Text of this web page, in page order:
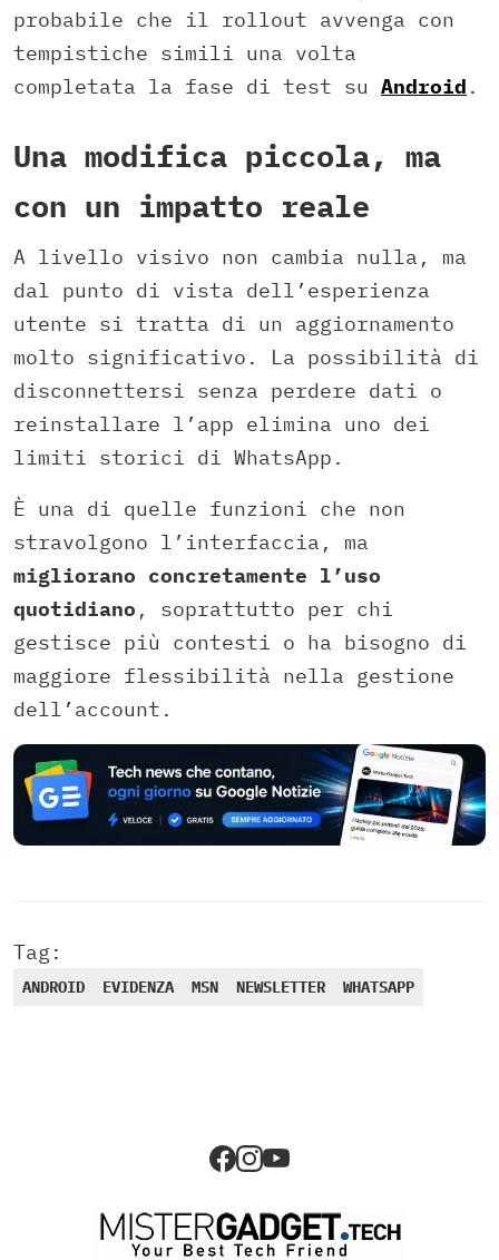
probabile che il rollout avvenga con
tempistiche simili una volta
completata la fase di test su Android .
Una modifica piccola, ma
con un impatto reale
A livello visivo non cambia nulla, ma
dal punto di vista dell’esperienza
utente si tratta di un aggiornamento
molto significativo. La possibilità di
disconnettersi senza perdere dati o
reinstallare l’app elimina uno dei
limiti storici di WhatsApp.
È una di quelle funzioni che non
stravolgono l’interfaccia, ma
migliorano concretamente l’uso
quotidiano , soprattutto per chi
gestisce più contesti o ha bisogno di
maggiore flessibilità nella gestione
dell’account.
Tag:
ANDROID EVIDENZA MSN NEWSLETTER WHATSAPP